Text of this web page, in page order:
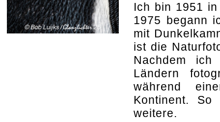
Ich bin 1951
1975 begann
mit
ist die
Nachdem
Ländern
während
Kontinent.
weitere.